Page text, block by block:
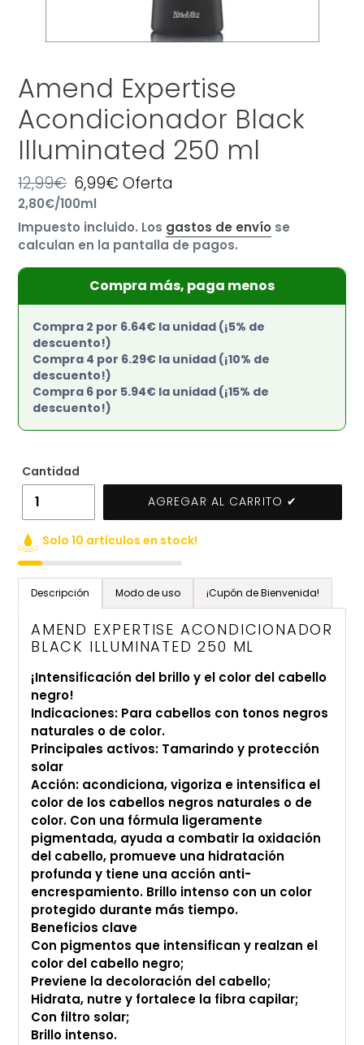
Amend Expertise
Acondicionador Black
Illuminated 250 ml
Precio
habitual
12,99€ Precio
de
oferta
6,99€Oferta
Precio
unitario
2,80€/por
100ml
Impuesto incluido. Los gastos de envío se
calculan en la pantalla de pagos.
Compra más, paga menos
Compra 2 por 6.64€ la unidad (¡5% de
descuento!)
Compra 4 por 6.29€ la unidad (¡10% de
descuento!)
Compra 6 por 5.94€ la unidad (¡15% de
descuento!)
Cantidad
AGREGAR AL CARRITO ✔
Solo 10 artículos en stock!
de
compra
Descripción Modo de uso ¡Cupón de Bienvenida!
AMEND EXPERTISE ACONDICIONADOR
BLACK ILLUMINATED 250 ML
¡Intensificación del brillo y el color del cabello
negro!
Indicaciones: Para cabellos con tonos negros
naturales o de color.
Principales activos: Tamarindo y protección
solar
Acción: acondiciona, vigoriza e intensifica el
color de los cabellos negros naturales o de
color. Con una fórmula ligeramente
pigmentada, ayuda a combatir la oxidación
del cabello, promueve una hidratación
profunda y tiene una acción anti-
encrespamiento. Brillo intenso con un color
protegido durante más tiempo.
Beneficios clave
Con pigmentos que intensifican y realzan el
color del cabello negro;
Previene la decoloración del cabello;
Hidrata, nutre y fortalece la fibra capilar;
Con filtro solar;
Brillo intenso.